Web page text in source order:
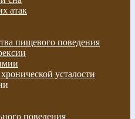
атак
пищевого поведения
усталости
поведения